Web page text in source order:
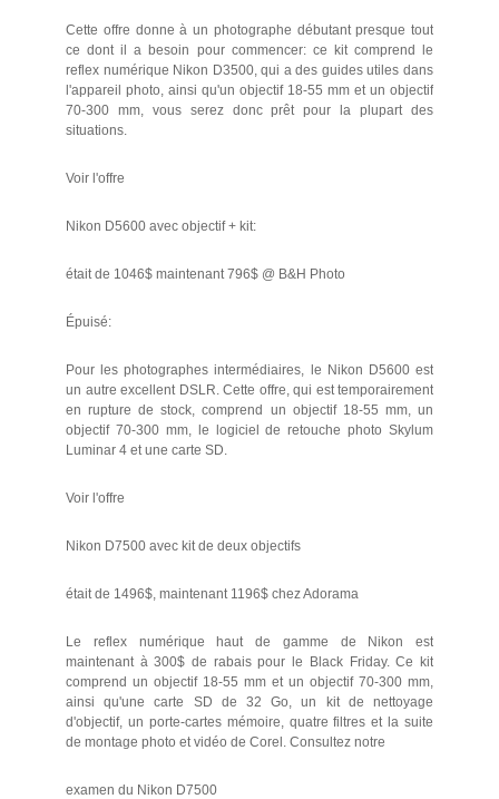
Cette offre donne à un photographe débutant presque tout
ce dont il a besoin pour commencer: ce kit comprend le
reflex numérique Nikon D3500, qui a des guides utiles dans
l'appareil photo, ainsi qu'un objectif 18-55 mm et un objectif
70-300 mm, vous serez donc prêt pour la plupart des
situations.
Voir l'offre
Nikon D5600 avec objectif + kit:
était de 1046$ maintenant 796$ @ B&H Photo
Épuisé:
Pour les photographes intermédiaires, le Nikon D5600 est
un autre excellent DSLR. Cette offre, qui est temporairement
en rupture de stock, comprend un objectif 18-55 mm, un
objectif 70-300 mm, le logiciel de retouche photo Skylum
Luminar 4 et une carte SD.
Voir l'offre
Nikon D7500 avec kit de deux objectifs
était de 1496$, maintenant 1196$ chez Adorama
Le reflex numérique haut de gamme de Nikon est
maintenant à 300$ de rabais pour le Black Friday. Ce kit
comprend un objectif 18-55 mm et un objectif 70-300 mm,
ainsi qu'une carte SD de 32 Go, un kit de nettoyage
d'objectif, un porte-cartes mémoire, quatre filtres et la suite
de montage photo et vidéo de Corel. Consultez notre
examen du Nikon D7500